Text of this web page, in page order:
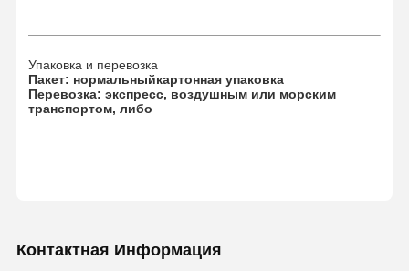
Упаковка и перевозка
Пакет: нормальныйкартонная упаковка
Перевозка: экспресс, воздушным или морским
транспортом, либо
Контактная Информация